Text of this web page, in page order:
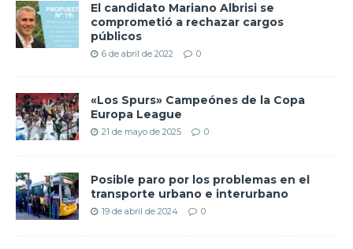
El candidato Mariano Albrisi se
comprometió a rechazar cargos
públicos
6 de abril de 2022 0
«Los Spurs» Campeónes de la Copa
Europa League
21 de mayo de 2025 0
Posible paro por los problemas en el
transporte urbano e interurbano
19 de abril de 2024 0